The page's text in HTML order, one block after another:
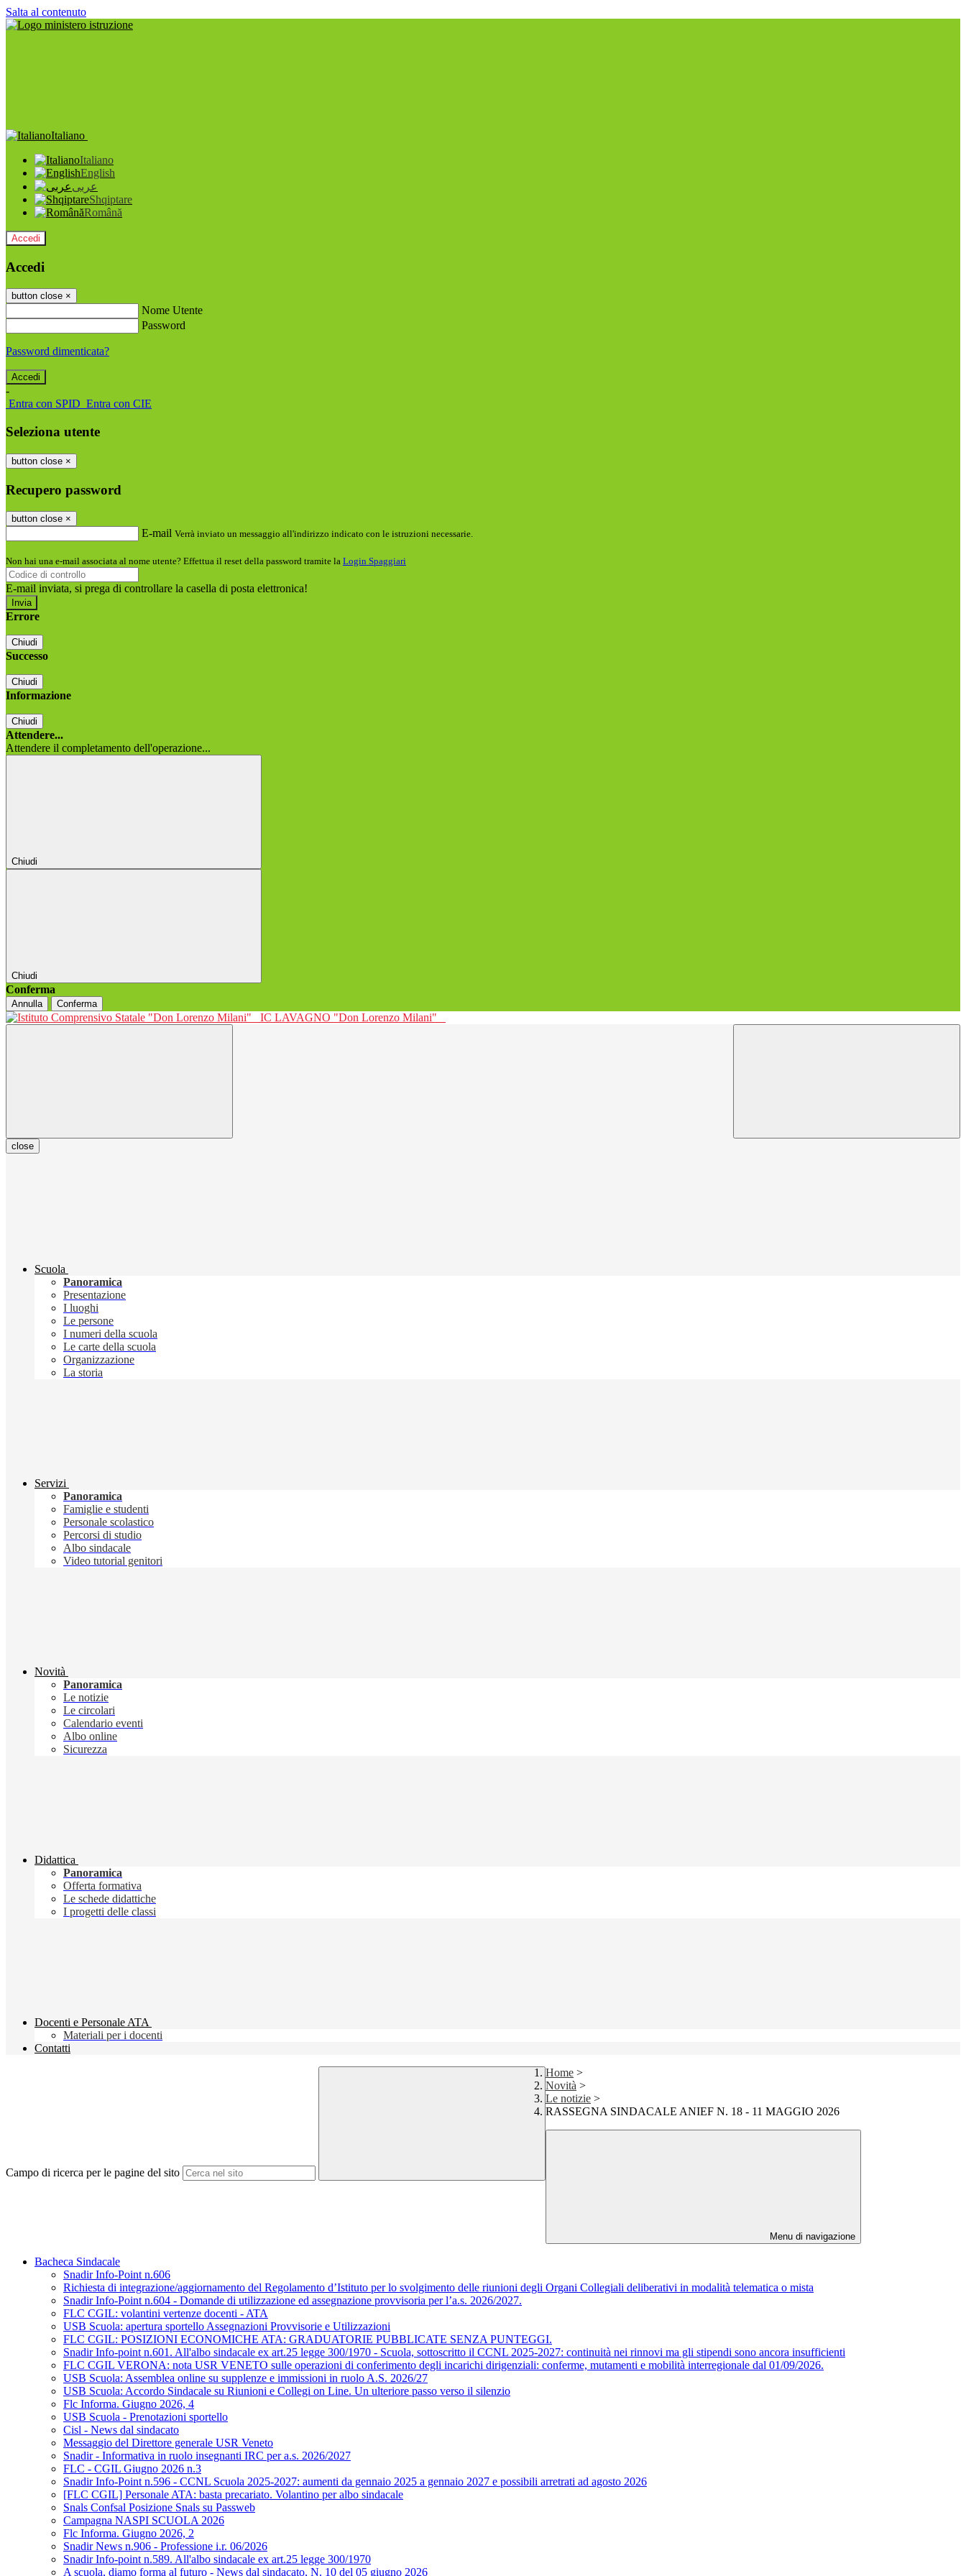
Salta al contenuto
Italiano
Italiano
English
عربى
Shqiptare
Română
Accedi
Accedi
button close ×
Nome Utente
Password
Password dimenticata?
-
Entra con SPID Entra con CIE
Seleziona utente
button close ×
Recupero password
button close ×
E-mail Verrà inviato un messaggio all'indirizzo indicato con le istruzioni necessarie.
Non hai una e-mail associata al nome utente? Effettua il reset della password tramite la Login Spaggiari
E-mail inviata, si prega di controllare la casella di posta elettronica!
Errore
Chiudi
Successo
Chiudi
Informazione
Chiudi
Attendere...
Attendere il completamento dell'operazione...
Chiudi
Chiudi
Conferma
Annulla Conferma
IC LAVAGNO "Don Lorenzo Milani"
close
Scuola
Panoramica
Presentazione
I luoghi
Le persone
I numeri della scuola
Le carte della scuola
Organizzazione
La storia
Servizi
Panoramica
Famiglie e studenti
Personale scolastico
Percorsi di studio
Albo sindacale
Video tutorial genitori
Novità
Panoramica
Le notizie
Le circolari
Calendario eventi
Albo online
Sicurezza
Didattica
Panoramica
Offerta formativa
Le schede didattiche
I progetti delle classi
Docenti e Personale ATA
Materiali per i docenti
Contatti
Campo di ricerca per le pagine del sito
Home >
Novità >
Le notizie >
RASSEGNA SINDACALE ANIEF N. 18 - 11 MAGGIO 2026
Menu di navigazione
Bacheca Sindacale
Snadir Info-Point n.606
Richiesta di integrazione/aggiornamento del Regolamento d’Istituto per lo svolgimento delle riunioni degli Organi Collegiali deliberativi in modalità telematica o mista
Snadir Info-Point n.604 - Domande di utilizzazione ed assegnazione provvisoria per l’a.s. 2026/2027.
FLC CGIL: volantini vertenze docenti - ATA
USB Scuola: apertura sportello Assegnazioni Provvisorie e Utilizzazioni
FLC CGIL: POSIZIONI ECONOMICHE ATA: GRADUATORIE PUBBLICATE SENZA PUNTEGGI.
Snadir Info-point n.601. All'albo sindacale ex art.25 legge 300/1970 - Scuola, sottoscritto il CCNL 2025-2027: continuità nei rinnovi ma gli stipendi sono ancora insufficienti
FLC CGIL VERONA: nota USR VENETO sulle operazioni di conferimento degli incarichi dirigenziali: conferme, mutamenti e mobilità interregionale dal 01/09/2026.
USB Scuola: Assemblea online su supplenze e immissioni in ruolo A.S. 2026/27
USB Scuola: Accordo Sindacale su Riunioni e Collegi on Line. Un ulteriore passo verso il silenzio
Flc Informa. Giugno 2026, 4
USB Scuola - Prenotazioni sportello
Cisl - News dal sindacato
Messaggio del Direttore generale USR Veneto
Snadir - Informativa in ruolo insegnanti IRC per a.s. 2026/2027
FLC - CGIL Giugno 2026 n.3
Snadir Info-Point n.596 - CCNL Scuola 2025-2027: aumenti da gennaio 2025 a gennaio 2027 e possibili arretrati ad agosto 2026
[FLC CGIL] Personale ATA: basta precariato. Volantino per albo sindacale
Snals Confsal Posizione Snals su Passweb
Campagna NASPI SCUOLA 2026
Flc Informa. Giugno 2026, 2
Snadir News n.906 - Professione i.r. 06/2026
Snadir Info-point n.589. All'albo sindacale ex art.25 legge 300/1970
A scuola, diamo forma al futuro - News dal sindacato, N. 10 del 05 giugno 2026